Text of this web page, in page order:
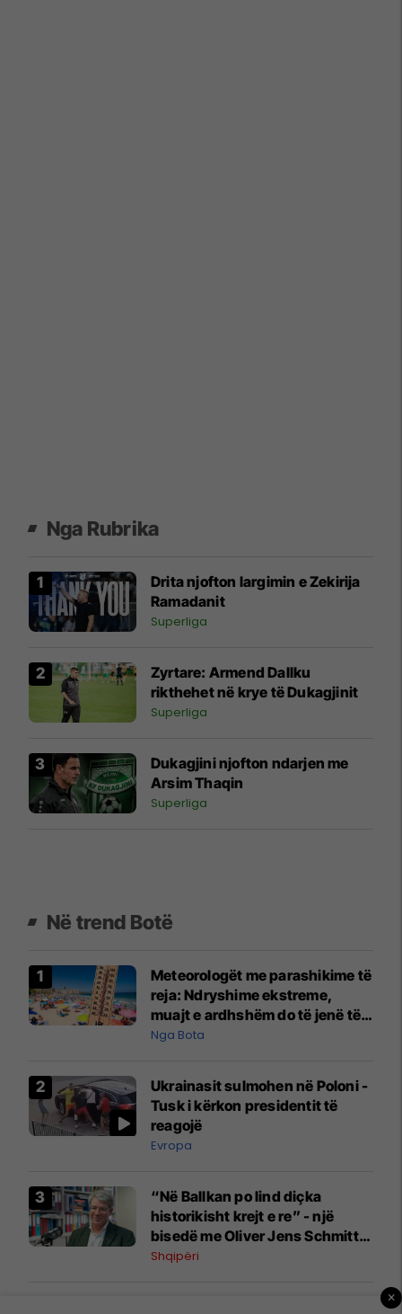
Nga Rubrika
Drita njofton largimin e Zekirija
Ramadanit
Superliga
Zyrtare: Armend Dallku
rikthehet në krye të Dukagjinit
Superliga
Dukagjini njofton ndarjen me
Arsim Thaqin
Superliga
Në trend Botë
Meteorologët me parashikime të
reja: Ndryshime ekstreme,
muajt e ardhshëm do të jenë të
pazakontë
Nga Bota
Ukrainasit sulmohen në Poloni -
Tusk i kërkon presidentit të
reagojë
Evropa
“Në Ballkan po lind diçka
historikisht krejt e re” - një
bisedë me Oliver Jens Schmitt
mbi protestat në Shqipëri dhe të
Shqipëri
×